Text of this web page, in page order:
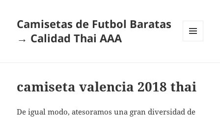
Camisetas de Futbol Baratas
→ Calidad Thai AAA
camiseta valencia 2018 thai
De igual modo, atesoramos una gran diversidad de